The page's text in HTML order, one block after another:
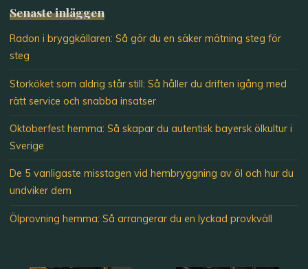
Senaste inläggen
Radon i bryggkällaren: Så gör du en säker mätning steg för
steg
Storköket som aldrig står still: Så håller du driften igång med
rätt service och snabba insatser
Oktoberfest hemma: Så skapar du autentisk bayersk ölkultur i
Sverige
De 5 vanligaste misstagen vid hembryggning av öl och hur du
undviker dem
Ölprovning hemma: Så arrangerar du en lyckad provkväll